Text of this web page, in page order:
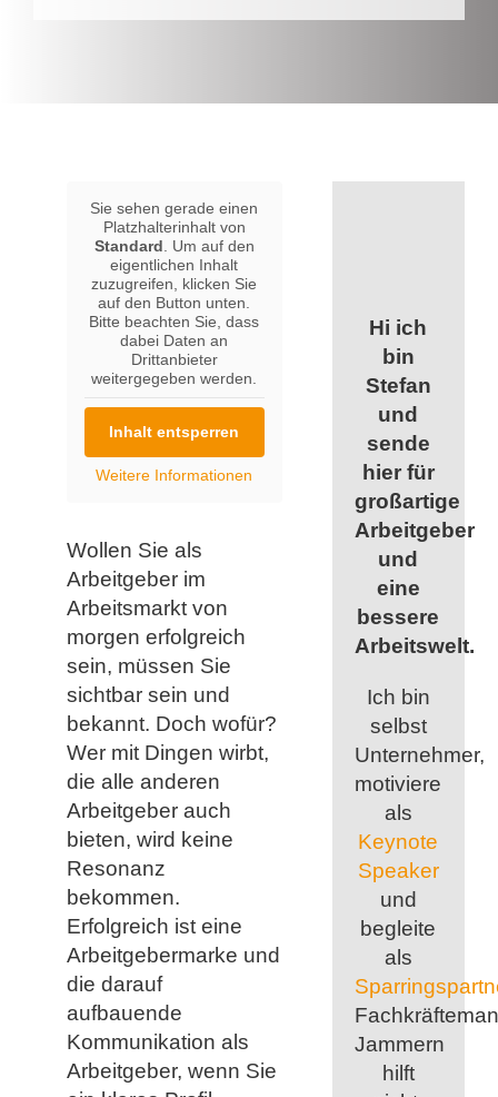
Sie sehen gerade einen
Platzhalterinhalt von
Standard . Um auf den
eigentlichen Inhalt
zuzugreifen, klicken Sie
auf den Button unten.
Bitte beachten Sie, dass
dabei Daten an
Drittanbieter
weitergegeben werden.
Inhalt entsperren
Weitere Informationen
Wollen Sie als
Arbeitgeber im
Arbeitsmarkt von
morgen erfolgreich
sein, müssen Sie
sichtbar sein und
bekannt. Doch wofür?
Wer mit Dingen wirbt,
die alle anderen
Arbeitgeber auch
bieten, wird keine
Resonanz
bekommen.
Erfolgreich ist eine
Arbeitgebermarke und
die darauf
aufbauende
Kommunikation als
Arbeitgeber, wenn Sie
Hi ich
bin
Stefan
und
sende
hier für
großartige
Arbeitgeber
und
eine
bessere
Arbeitswelt.
Ich bin
selbst
Unternehmer,
motiviere
als
Keynote
Speaker
und
begleite
als
Jammern
hilft